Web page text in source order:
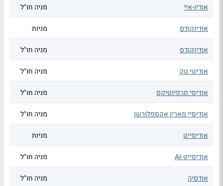
אודיו-איי מניה חו"ל
אודיוקודס מניות
אודיוקודס מניה חו"ל
אודיטי טק מניה חו"ל
אודיסי תרפיוטיקס מניה חו"ל
אודיסיי מארין אקספלורשן מניה חו"ל
אודיסייט מניות
אודיסייט-AI מניה חו"ל
אודסיה מניה חו"ל